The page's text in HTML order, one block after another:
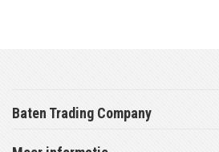
Baten Trading Company